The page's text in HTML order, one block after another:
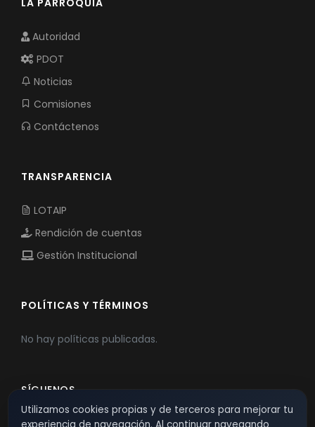
Autoridad
PDOT
Noticias
Comisiones
Contáctenos
TRANSPARENCIA
LOTAIP
Rendición de cuentas
Gestión Institucional
POLÍTICAS Y TÉRMINOS
No hay políticas publicadas.
SÍGUENOS
Utilizamos cookies propias y de terceros para mejorar tu